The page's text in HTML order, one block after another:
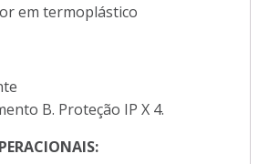
em termoplástico
B. Proteção IP X 4.